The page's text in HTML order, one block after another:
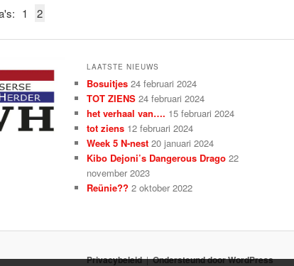
1 2
LAATSTE NIEUWS
Bosuitjes 24 februari 2024
TOT ZIENS 24 februari 2024
het verhaal van…. 15 februari 2024
tot ziens 12 februari 2024
Week 5 N-nest 20 januari 2024
Kibo Dejoni’s Dangerous Drago 22
november 2023
Reünie?? 2 oktober 2022
Privacybeleid Ondersteund door WordPress